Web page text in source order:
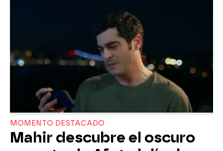
MOMENTO DESTACADO
Mahir descubre el oscuro